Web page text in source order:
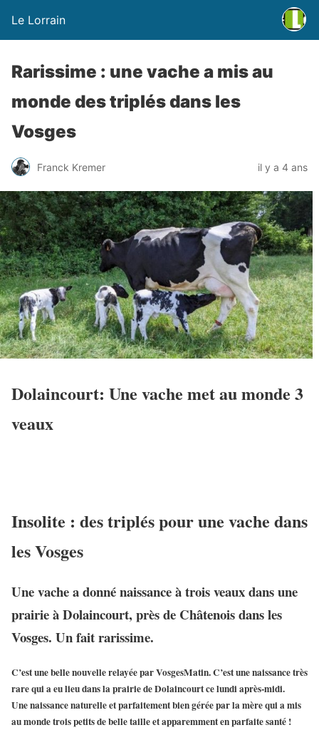
Le Lorrain
Rarissime : une vache a mis au
monde des triplés dans les
Vosges
Franck Kremer il y a 4 ans
Dolaincourt: Une vache met au monde 3
veaux
Insolite : des triplés pour une vache dans
les Vosges
Une vache a donné naissance à trois veaux dans une
prairie à Dolaincourt, près de Châtenois dans les
Vosges. Un fait rarissime.
C’est une belle nouvelle relayée par VosgesMatin. C’est une naissance très
rare qui a eu lieu dans la prairie de Dolaincourt ce lundi après-midi.
Une naissance naturelle et parfaitement bien gérée par la mère qui a mis
au monde trois petits de belle taille et apparemment en parfaite santé !